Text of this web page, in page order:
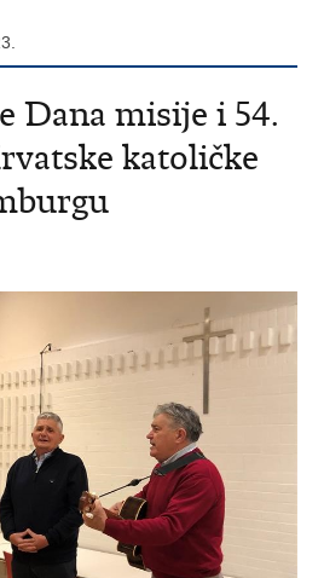
Dana misije i 54.
katoličke